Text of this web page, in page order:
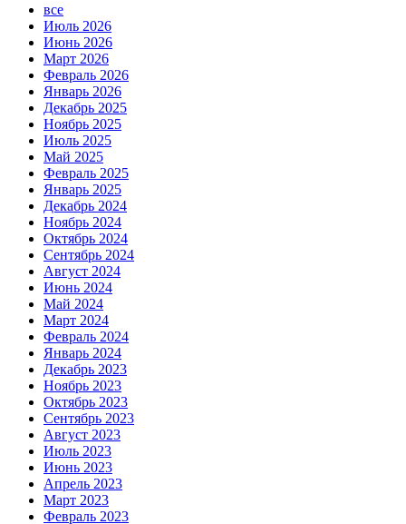
все
Июль 2026
Июнь 2026
Март 2026
Февраль 2026
Январь 2026
Декабрь 2025
Ноябрь 2025
Июль 2025
Май 2025
Февраль 2025
Январь 2025
Декабрь 2024
Ноябрь 2024
Октябрь 2024
Сентябрь 2024
Август 2024
Июнь 2024
Май 2024
Март 2024
Февраль 2024
Январь 2024
Декабрь 2023
Ноябрь 2023
Октябрь 2023
Сентябрь 2023
Август 2023
Июль 2023
Июнь 2023
Апрель 2023
Март 2023
Февраль 2023